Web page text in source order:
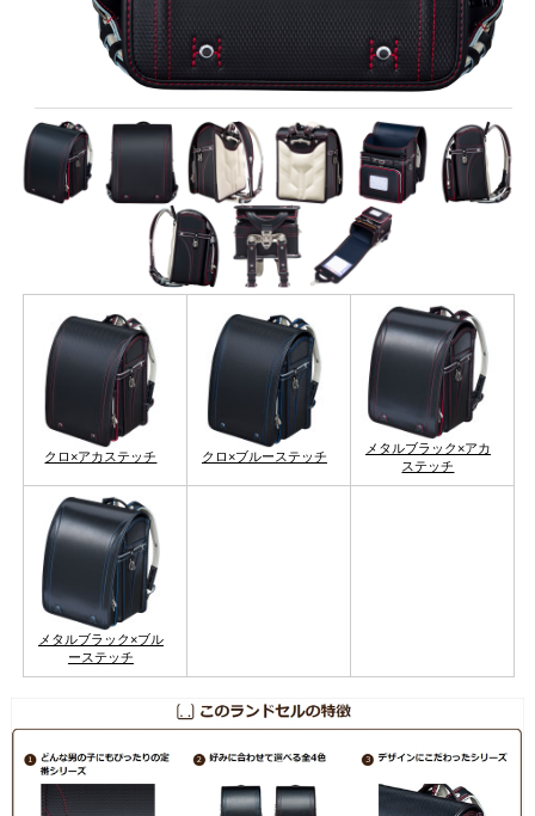
クロ×アカステッチ クロ×ブルーステッチ
メタルブラック×アカ
ステッチ
メタルブラック×ブル
ーステッチ